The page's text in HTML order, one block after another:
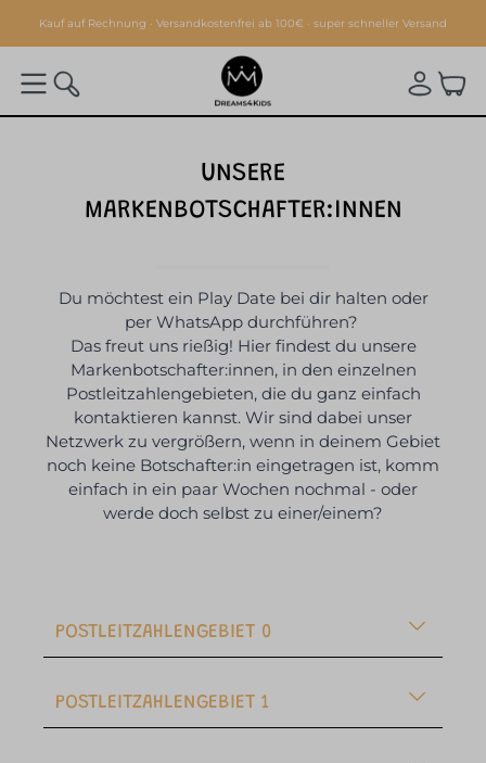
springen
Kauf auf Rechnung · Versandkostenfrei ab 100€ · super schneller Versand
UNSERE
MARKENBOTSCHAFTER:INNEN
Du möchtest ein Play Date bei dir halten oder
per WhatsApp durchführen?
Das freut uns rießig! Hier findest du unsere
Markenbotschafter:innen, in den einzelnen
Postleitzahlengebieten, die du ganz einfach
kontaktieren kannst. Wir sind dabei unser
Netzwerk zu vergrößern, wenn in deinem Gebiet
noch keine Botschafter:in eingetragen ist, komm
einfach in ein paar Wochen nochmal - oder
werde doch selbst zu einer/einem?
POSTLEITZAHLENGEBIET 0
POSTLEITZAHLENGEBIET 1